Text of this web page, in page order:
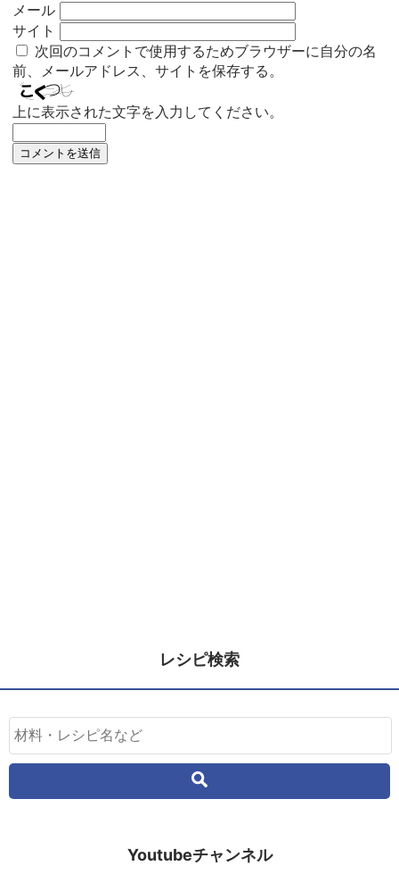
メール
サイト
次回のコメントで使用するためブラウザーに自分の名
前、メールアドレス、サイトを保存する。
上に表示された文字を入力してください。
レシピ検索
Youtubeチャンネル